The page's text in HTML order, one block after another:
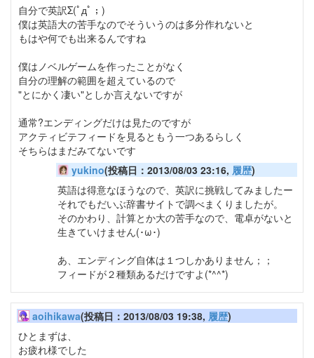
自分で英訳Σ(ﾟдﾟ；)
僕は英語大の苦手なのでそういうのは多分作れないと
もはや何でも出来るんですね
僕はノベルゲームを作ったことがなく
自分の理解の範囲を超えているので
"とにかく凄い"としか言えないですが
通常?エンディングだけは見たのですが
アクティビテフィードを見るともう一つあるらしく
そちらはまだみてないです
yukino(投稿日：2013/08/03 23:16, 履歴)
英語は得意なほうなので、英訳に挑戦してみましたー
それでもだいぶ辞書サイトで調べまくりましたが。
そのかわり、計算とか大の苦手なので、電卓がないと
生きていけません(･ω･)
あ、エンディング自体は１つしかありません；；
フィードが２種類あるだけですよ(*^^*)
aoihikawa(投稿日：2013/08/03 19:38, 履歴)
ひとまずは、
お疲れ様でした